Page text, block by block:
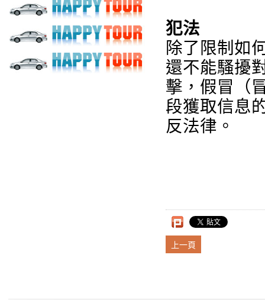
犯法
除了限制如
還不能騷擾
擊，假冒（
段獲取信息
反法律。
上一頁